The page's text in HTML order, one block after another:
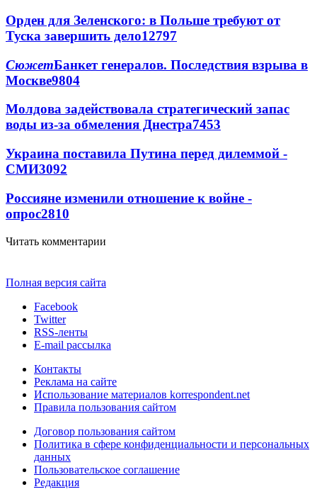
Орден для Зеленского: в Польше требуют от
Туска завершить дело12797
СюжетБанкет генералов. Последствия взрыва в
Москве9804
Молдова задействовала стратегический запас
воды из-за обмеления Днестра7453
Украина поставила Путина перед дилеммой -
СМИ3092
Россияне изменили отношение к войне -
опрос2810
Читать комментарии
Полная версия сайта
Facebook
Twitter
RSS-ленты
E-mail рассылка
Контакты
Реклама на сайте
Использование материалов korrespondent.net
Правила пользования сайтом
Договор пользования сайтом
Политика в сфере конфиденциальности и персональных
данных
Пользовательское соглашение
Редакция